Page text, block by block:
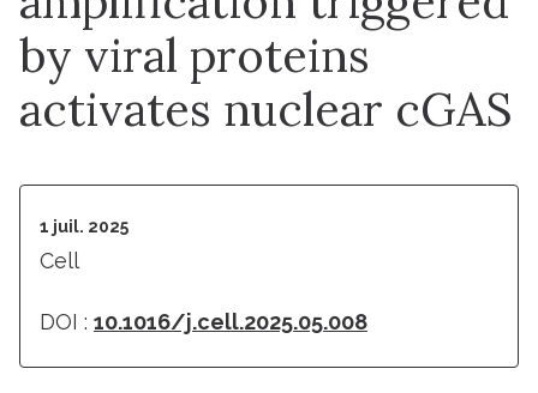
by viral proteins
activates nuclear cGAS
1 juil. 2025
Cell
DOI : 10.1016/j.cell.2025.05.008